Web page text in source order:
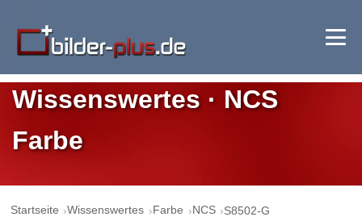
Wissenswertes · NCS
Farbe
Startseite Wissenswertes Farbe NCS S8502-G